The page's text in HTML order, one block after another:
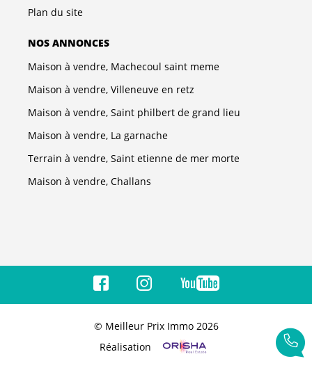
Plan du site
NOS ANNONCES
Maison à vendre, Machecoul saint meme
Maison à vendre, Villeneuve en retz
Maison à vendre, Saint philbert de grand lieu
Maison à vendre, La garnache
Terrain à vendre, Saint etienne de mer morte
Maison à vendre, Challans
© Meilleur Prix Immo 2026
Réalisation